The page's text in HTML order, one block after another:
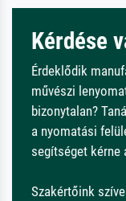
Kérdése
Érdeklődik
művészi
bizonytalan?
a nyomatási
segítséget kérne
Szakértőink